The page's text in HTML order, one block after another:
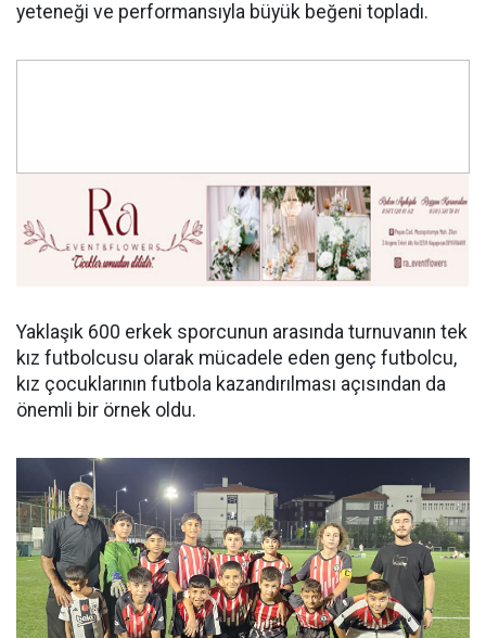
yeteneği ve performansıyla büyük beğeni topladı.
Yaklaşık 600 erkek sporcunun arasında turnuvanın tek
kız futbolcusu olarak mücadele eden genç futbolcu,
kız çocuklarının futbola kazandırılması açısından da
önemli bir örnek oldu.